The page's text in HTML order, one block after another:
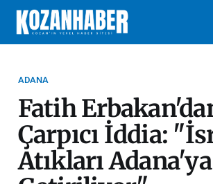
ADANA
Fatih
Çarpıcı İddia:
Atıkları Adana'ya